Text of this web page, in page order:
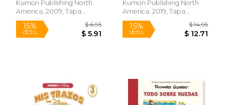
Kumon Publishing North
America, 2009, Tapa
Blanda, Nuevo
Kumon Publishing North
America, 2019, Tapa
Blanda, Nuevo